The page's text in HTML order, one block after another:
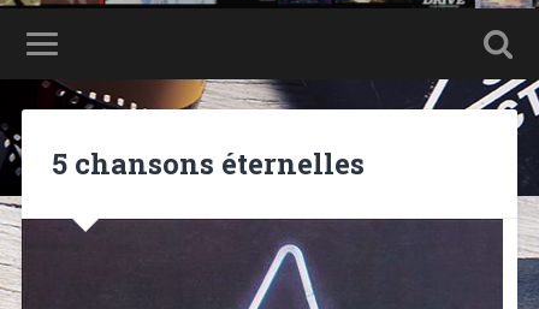
5 chansons éternelles